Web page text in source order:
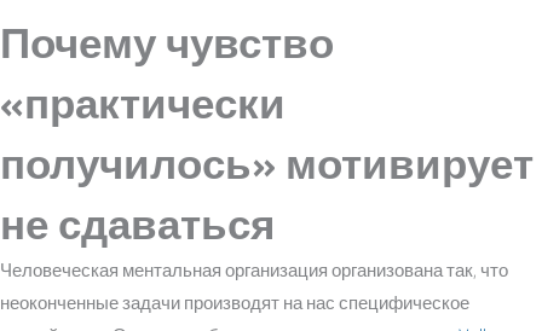
Почему чувство
«практически
получилось» мотивирует
не сдаваться
Человеческая ментальная организация организована так, что
неоконченные задачи производят на нас специфическое